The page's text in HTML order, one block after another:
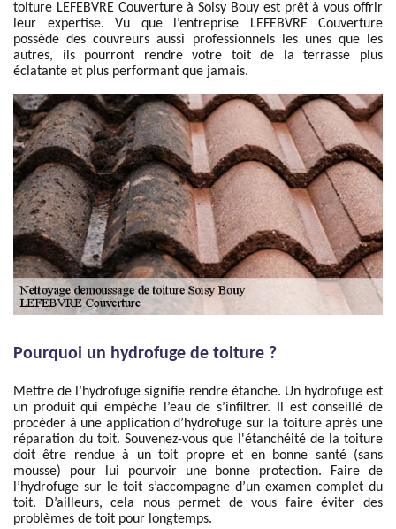
toiture LEFEBVRE Couverture à Soisy Bouy est prêt à vous offrir
leur expertise. Vu que l’entreprise LEFEBVRE Couverture
possède des couvreurs aussi professionnels les unes que les
autres, ils pourront rendre votre toit de la terrasse plus
éclatante et plus performant que jamais.
Pourquoi un hydrofuge de toiture ?
Mettre de l’hydrofuge signifie rendre étanche. Un hydrofuge est
un produit qui empêche l’eau de s’infiltrer. Il est conseillé de
procéder à une application d’hydrofuge sur la toiture après une
réparation du toit. Souvenez-vous que l'étanchéité de la toiture
doit être rendue à un toit propre et en bonne santé (sans
mousse) pour lui pourvoir une bonne protection. Faire de
l’hydrofuge sur le toit s’accompagne d’un examen complet du
toit. D’ailleurs, cela nous permet de vous faire éviter des
problèmes de toit pour longtemps.